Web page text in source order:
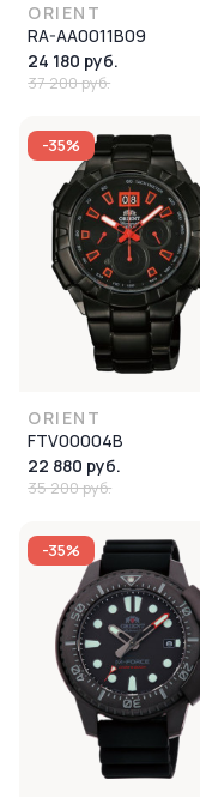
ORIENT
RA-AA0011B09
24 180 руб.
37 200 руб.
-35%
ORIENT
FTV00004B
22 880 руб.
35 200 руб.
-35%